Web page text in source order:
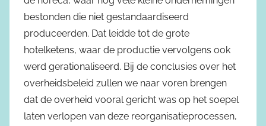
bestonden die niet gestandaardiseerd
produceerden. Dat leidde tot de grote
hotelketens, waar de productie vervolgens ook
werd gerationaliseerd. Bij de conclusies over het
overheidsbeleid zullen we naar voren brengen
dat de overheid vooral gericht was op het soepel
laten verlopen van deze reorganisatieprocessen,